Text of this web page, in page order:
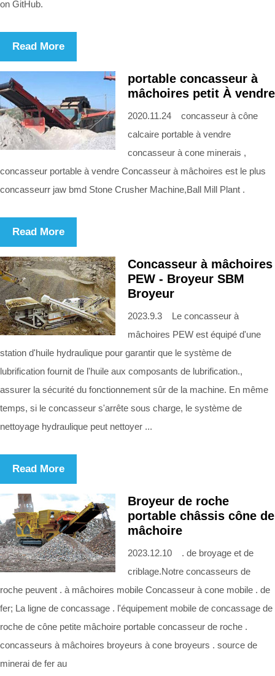
on GitHub.
Read More
portable concasseur à
mâchoires petit À vendre
2020.11.24 concasseur à cône
calcaire portable à vendre
concasseur à cone minerais ,
concasseur portable à vendre Concasseur à mâchoires est le plus
concasseurr jaw bmd Stone Crusher Machine,Ball Mill Plant .
Read More
Concasseur à mâchoires
PEW - Broyeur SBM
Broyeur
2023.9.3 Le concasseur à
mâchoires PEW est équipé d'une
station d'huile hydraulique pour garantir que le système de
lubrification fournit de l'huile aux composants de lubrification.,
assurer la sécurité du fonctionnement sûr de la machine. En même
temps, si le concasseur s'arrête sous charge, le système de
nettoyage hydraulique peut nettoyer ...
Read More
Broyeur de roche
portable châssis cône de
mâchoire
2023.12.10 . de broyage et de
criblage.Notre concasseurs de
roche peuvent . à mâchoires mobile Concasseur à cone mobile . de
fer; La ligne de concassage . l'équipement mobile de concassage de
roche de cône petite mâchoire portable concasseur de roche .
concasseurs à mâchoires broyeurs à cone broyeurs . source de
minerai de fer au